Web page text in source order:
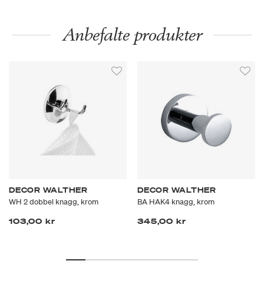
Anbefalte produkter
DECOR WALTHER
WH 2 dobbel knagg, krom
103,00 kr
DECOR WALTHER
BA HAK4 knagg, krom
345,00 kr